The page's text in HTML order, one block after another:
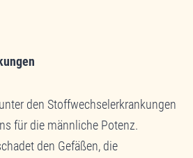
den Stoffwechselerkrankungen
für die männliche Potenz.
den Gefäßen, die